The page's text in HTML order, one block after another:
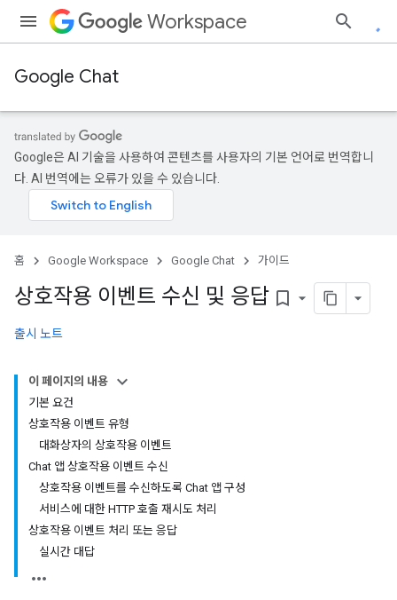
Workspace
Google Chat
Google은 AI 기술을 사용하여 콘텐츠를 사용자의 기본 언어로 번역합니
다. AI 번역에는 오류가 있을 수 있습니다.
홈 Google Workspace Google Chat 가이드
상호작용 이벤트 수신 및 응답 bookmark_border
출시 노트
이 페이지의 내용
기본 요건
상호작용 이벤트 유형
대화상자의 상호작용 이벤트
Chat 앱 상호작용 이벤트 수신
상호작용 이벤트를 수신하도록 Chat 앱 구성
서비스에 대한 HTTP 호출 재시도 처리
상호작용 이벤트 처리 또는 응답
실시간 대답